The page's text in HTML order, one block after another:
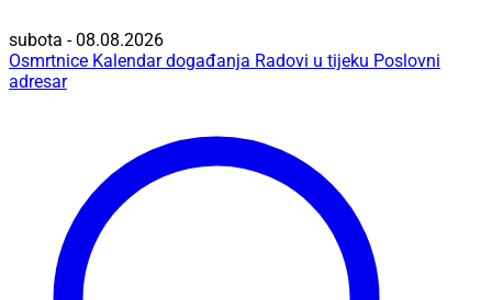
subota - 08.08.2026
Osmrtnice Kalendar događanja Radovi u tijeku Poslovni
adresar